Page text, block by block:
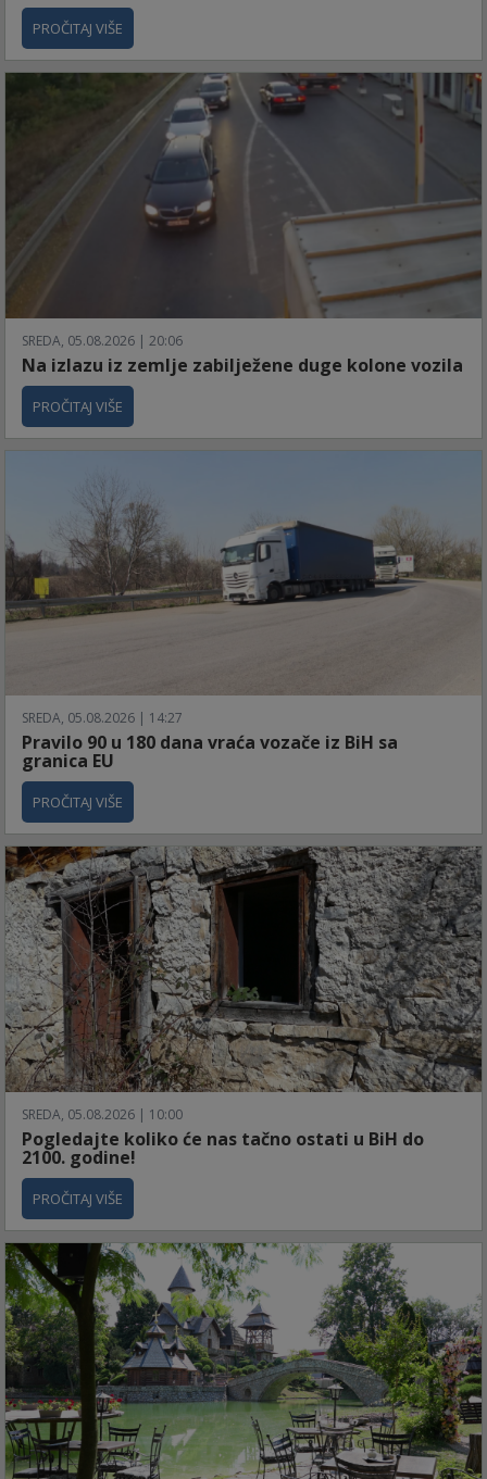
PROČITAJ VIŠE
SREDA, 05.08.2026 | 20:06
Na izlazu iz zemlje zabilježene duge kolone vozila
PROČITAJ VIŠE
SREDA, 05.08.2026 | 14:27
Pravilo 90 u 180 dana vraća vozače iz BiH sa
granica EU
PROČITAJ VIŠE
SREDA, 05.08.2026 | 10:00
Pogledajte koliko će nas tačno ostati u BiH do
2100. godine!
PROČITAJ VIŠE